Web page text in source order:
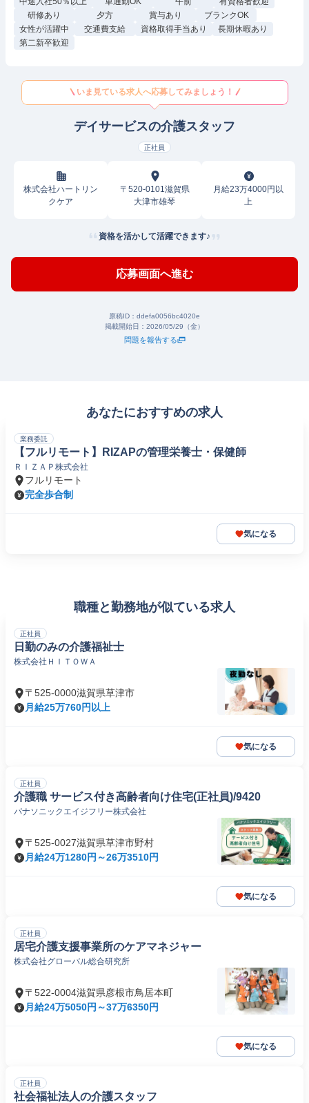
研修あり
夕方 賞与あり
ブランクOK
女性が活躍中
交通費支給 資格取得手当あり
長期休暇あり
第二新卒歓迎
いま見ている求人へ応募してみましょう！
デイサービスの介護スタッフ
正社員
株式会社ハートリン
クケア
〒520-0101滋賀県
大津市雄琴
月給23万4000円以
上
資格を活かして活躍できます♪
応募画面へ進む
原稿ID： ddefa0056bc4020e
掲載開始日： 2026/05/29（金）
問題を報告する
あなたにおすすめの求人
業務委託
【フルリモート】RIZAPの管理栄養士・保健師
ＲＩＺＡＰ株式会社
フルリモート
完全歩合制
気になる
職種と勤務地が似ている求人
正社員
日勤のみの介護福祉士
株式会社ＨＩＴＯＷＡ
〒525-0000滋賀県草津市
月給25万760円以上
気になる
正社員
介護職 サービス付き高齢者向け住宅(正社員)/9420
パナソニックエイジフリー株式会社
〒525-0027滋賀県草津市野村
月給24万1280円～26万3510円
気になる
正社員
居宅介護支援事業所のケアマネジャー
株式会社グローバル総合研究所
〒522-0004滋賀県彦根市鳥居本町
月給24万5050円～37万6350円
気になる
正社員
社会福祉法人の介護スタッフ